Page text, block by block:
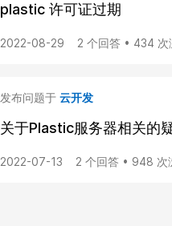
plastic 许可证过期
2022-08-29 2 个回答 • 434 次
发布问题于 云开发
关于Plastic服务器相关的
2022-07-13 2 个回答 • 948 次